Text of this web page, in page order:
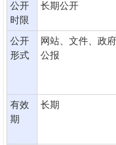
公开
时限
长期公开
公开
形式
网站、文件、政府
公报
有效
期
长期